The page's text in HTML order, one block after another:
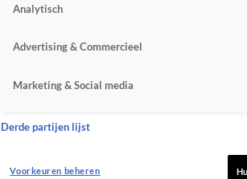
Analytisch
Advertising & Commercieel
Marketing & Social media
Derde partijen lijst
Voorkeuren beheren